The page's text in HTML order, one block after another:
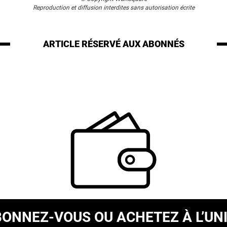
Reproduction et diffusion interdites sans autorisation écrite
ARTICLE RÉSERVÉAUX ABONNÉS
VOUS OU ACHETEZ À